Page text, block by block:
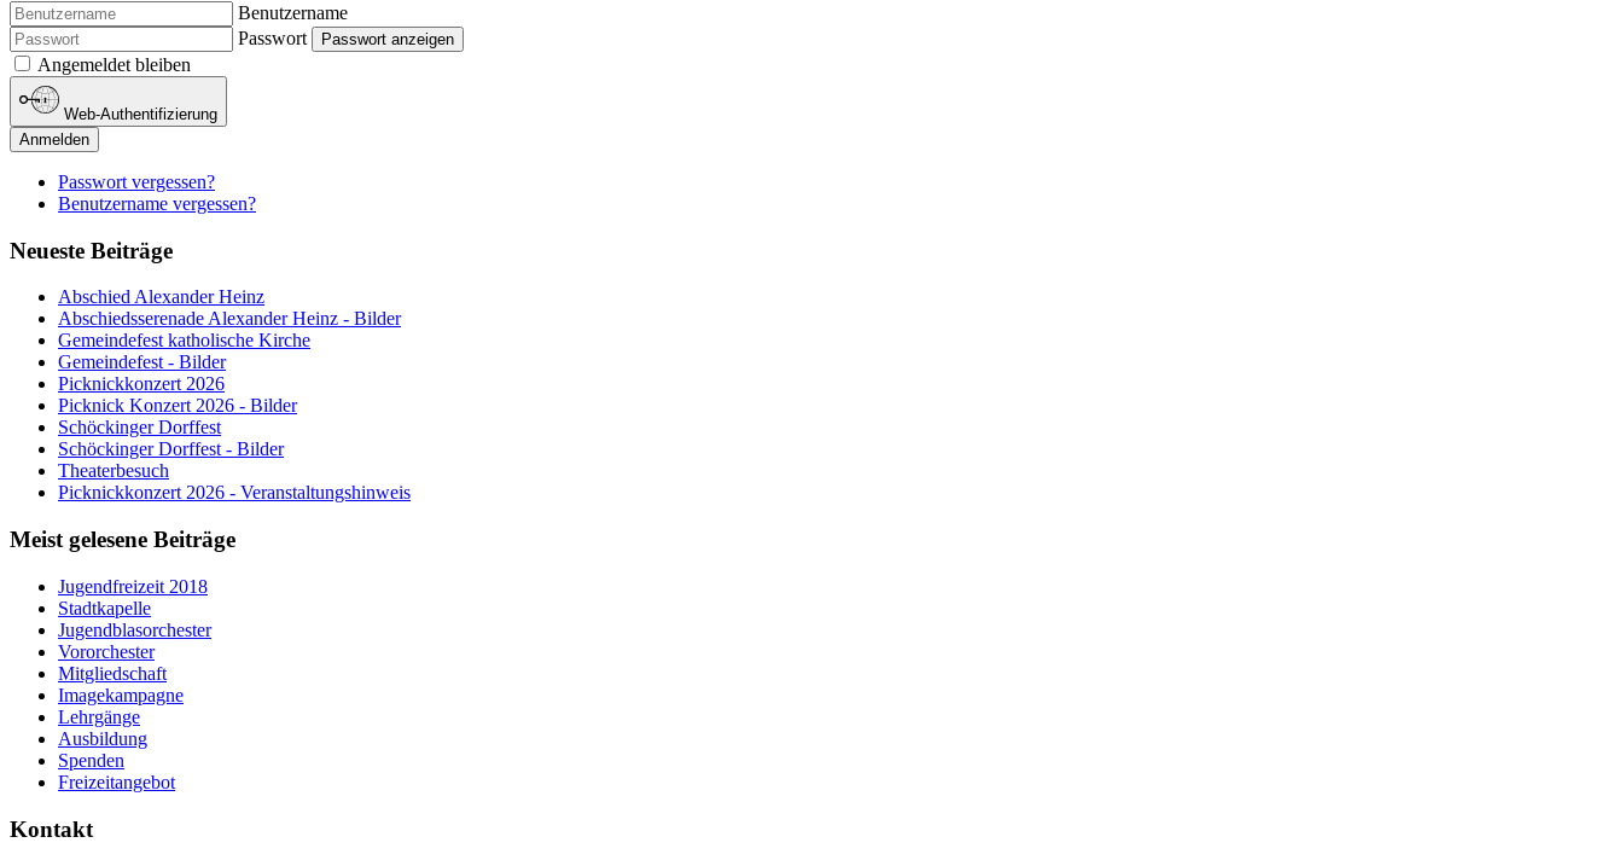
Benutzername
Passwort
Passwort anzeigen
Angemeldet bleiben
Web-Authentifizierung
Anmelden
Passwort vergessen?
Benutzername vergessen?
Neueste Beiträge
Abschied Alexander Heinz
Abschiedsserenade Alexander Heinz - Bilder
Gemeindefest katholische Kirche
Gemeindefest - Bilder
Picknickkonzert 2026
Picknick Konzert 2026 - Bilder
Schöckinger Dorffest
Schöckinger Dorffest - Bilder
Theaterbesuch
Picknickkonzert 2026 - Veranstaltungshinweis
Meist gelesene Beiträge
Jugendfreizeit 2018
Stadtkapelle
Jugendblasorchester
Vororchester
Mitgliedschaft
Imagekampagne
Lehrgänge
Ausbildung
Spenden
Freizeitangebot
Kontakt